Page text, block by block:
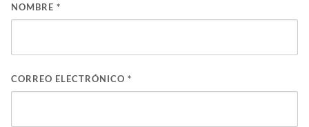
NOMBRE *
CORREO ELECTRÓNICO *